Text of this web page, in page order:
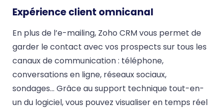
Expérience client omnicanal
En plus de l’e-mailing, Zoho CRM vous permet de
garder le contact avec vos prospects sur tous les
canaux de communication : téléphone,
conversations en ligne, réseaux sociaux,
sondages… Grâce au support technique tout-en-
un du logiciel, vous pouvez visualiser en temps réel